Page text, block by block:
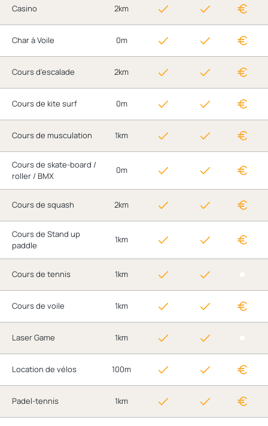
Casino 2km
Char à Voile 0m
Cours d'escalade 2km
Cours de kite surf 0m
Cours de musculation 1km
Cours de skate-board /
roller / BMX
0m
Cours de squash 2km
Cours de Stand up
paddle
1km
Cours de tennis 1km
Cours de voile 1km
Laser Game 1km
Location de vélos 100m
Padel-tennis 1km